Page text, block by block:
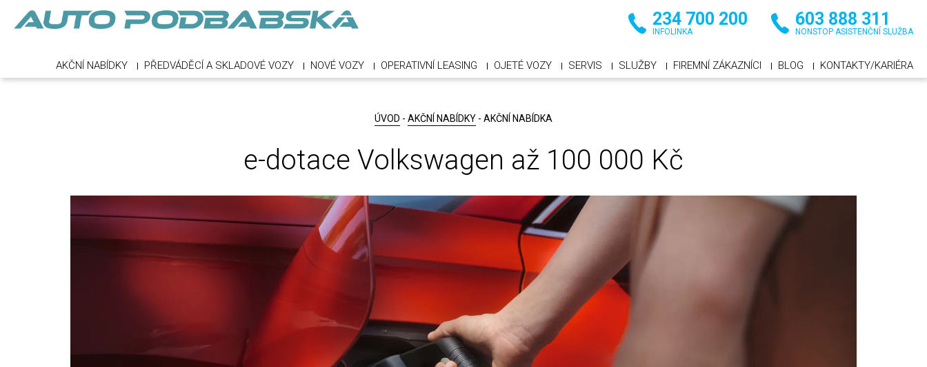
234 700 200
INFOLINKA
603 888 311
NONSTOP ASISTENČNÍ SLUŽBA
AKČNÍ NABÍDKY PŘEDVÁDĚCÍ A SKLADOVÉ VOZY NOVÉ VOZY OPERATIVNÍ LEASING OJETÉ VOZY SERVIS SLUŽBY FIREMNÍ ZÁKAZNÍCI BLOG KONTAKTY/KARIÉRA
ÚVOD - AKČNÍ NABÍDKY - AKČNÍ NABÍDKA
e-dotace Volkswagen až 100 000 Kč